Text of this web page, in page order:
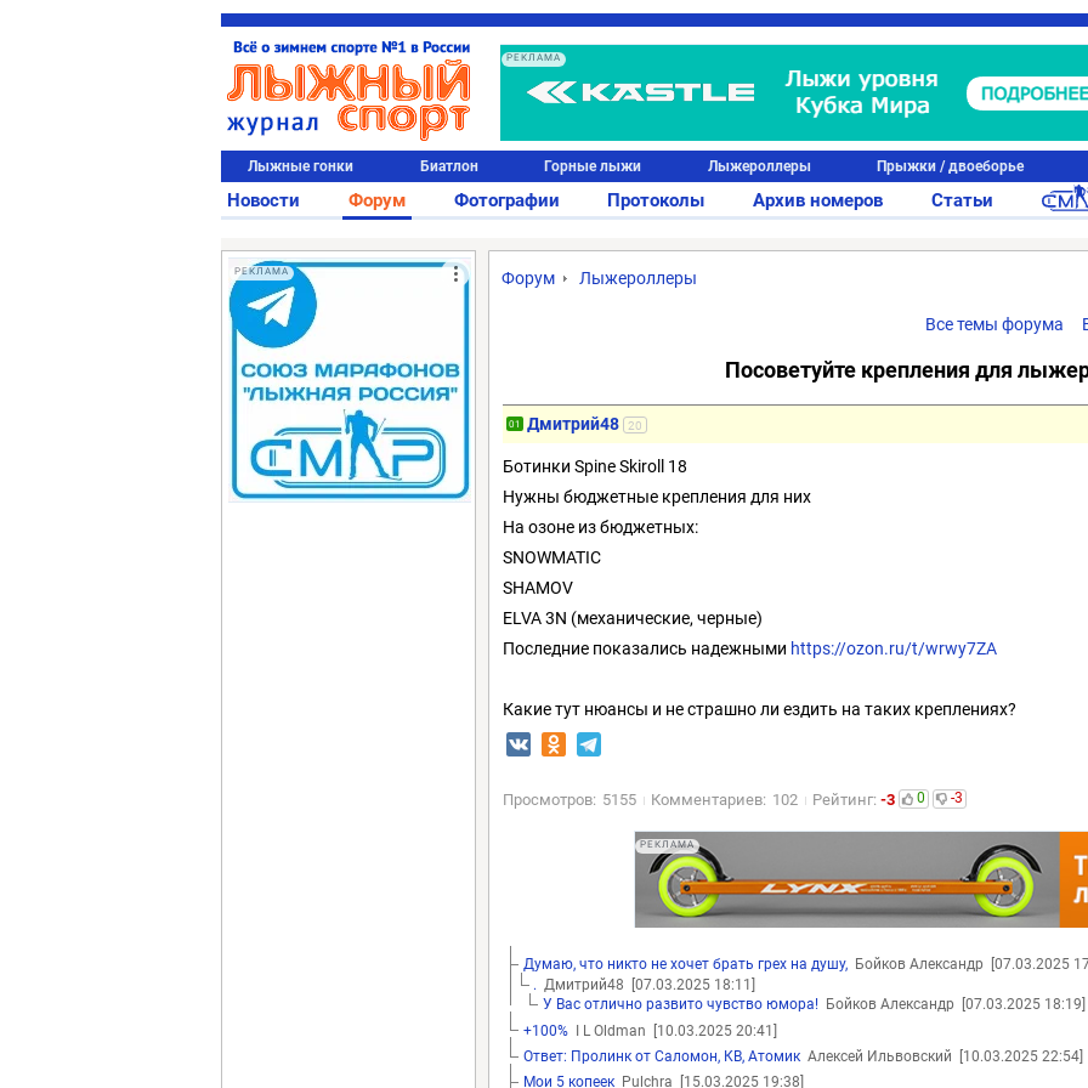
РЕКЛАМА
Лыжные гонки Биатлон Горные лыжи Лыжероллеры Прыжки / двоеборье
Новости Форум Фотографии Протоколы Архив номеров Статьи
РЕКЛАМА Форум Лыжероллеры
Все темы форума
Посоветуйте крепления для
01 Дмитрий48 20
Ботинки Spine Skiroll 18
Нужны бюджетные крепления для них
На озоне из бюджетных:
SNOWMATIC
SHAMOV
ELVA 3N (механические, черные)
Последние показались надежными https://ozon.ru/t/wrwy7ZA
Какие тут нюансы и не страшно ли ездить на таких креплениях?
Просмотров: 5155 Комментариев: 102 Рейтинг:-3 0 -3
РЕКЛАМА
Думаю, что никто не хочет брать грех на душу,Бойков Александр
[07.03.2025
. Дмитрий48
[07.03.2025 18:11]
У Вас отлично развито чувство юмора!Бойков Александр
[07.03.2025 18:19]
+100%I L Oldman
[10.03.2025 20:41]
Ответ: Пролинк от Саломон, КВ, АтомикАлексей Ильвовский
[10.03.2025 22:54]
Мои 5 копеекPulchra [15.03.2025 19:38]